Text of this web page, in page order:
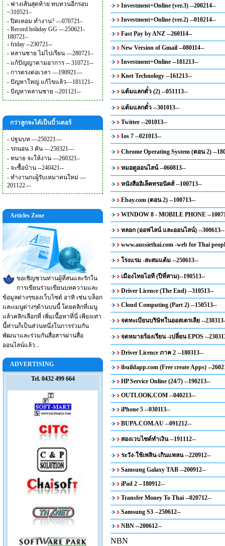
- ฟางเส้นสุดท้าย ทบทวนอีกรอบ
~310521–
-ปิดเทอม ทำงาน? —070721–
- Record holiday GG —250621-
180721–
- friday --230721--
- หลานชาย ไม่ไปเรียน —280721–
- แก้ปัญญาตามอาการ -- 310721--
- การตรงต่อเวลา —190921—
- ปัญหาใหญ่ แก้ไขแล้ว—181121–
- ปัญหาหลานชาย --201121--
กว่าลูกจะได้เป็นบิ้วเดอร์
- ปฐมบท —250221—
- รถนอน 3 คัน —250321—
- ทนาย จะให้งาน —260321–
- จะซื้อบ้าน --240421--
- ทำงานกะผู้รับเหมาคนใหม่ —
201122—
Articles Zone
ขอเชิญชวนท่านผู้ที่สนและรักใน
การเขียนร่วมเขียนบทความและ
ข้อมูลต่างๆของเว็บไซต์ อาทิ เช่น บล็อก
และเมนูต่างๆด้านบนนี้ โดยคลิกที่เมนู
แล้วคลิกเลือกที่ เพิ่มเนื้อหาที่นี่ เพียงเท่า
นี้ท่านก็เป็นส่วนหนึ่งในการร่วมกัน
พัฒนาและร่วมกันสื่อสารผ่านสื่อ
ออนไลน์แล้ว...
ADVERTISING
Tel. 0432 499 664
Investment+Online (ver.3) --200214--
Investment+Online (ver.2) --010214--
Fast Pay by ANZ --260114--
New Version of Gmail --080114--
Investment+Online --181213--
Knet Technology --161213--
แต้มแลกตั๋ว (2) --051113--
แต้มแลกตั๋ว --301013--
Twitter --201013--
Ios 7 --021013--
Chrome Operating System (ตอน 2) --
หมอดูออนไลน์ --060813--
หนังสืออิเล็คทรอนิคส์ --100713--
Ebay.com (ตอน 2) --100713--
WINDOW 8 - MOBILE PHONE --
หลอก (ออฟไลน์ และออนไลน์) --300613--
www.aussiethai.com -web for Thai
โรงแรม -สะสมแต้ม --250613--
เมืองไทยไอที (ปีที่สาม)--190513--
Driver Licence (The End) --310513--
Cloud Computing (Part 2) --150513--
จดทะเบียนบริษัทในออสเตรเลีย --
จดหมายร้องเรียน -เปลี่ยน EPOS --
Driver Licence ภาค 2 --180313--
ibuildapp.com (Free create Apps) --
HP Service Online (24/7) --190213--
OUTLOOK.COM --040213--
iPhone 5 --030113--
BUPA.COM.AU --091212--
สองเวบไซด์ทำเงิน --191112--
ระวัง-ใช้เพลิน-เกินแพลน --220912--
Samsung Galaxy TAB --200912--
iPad 2 --180912--
Transfer Money To Thai --020712--
Samsung S3 --250612--
NBN --200612--
NBN